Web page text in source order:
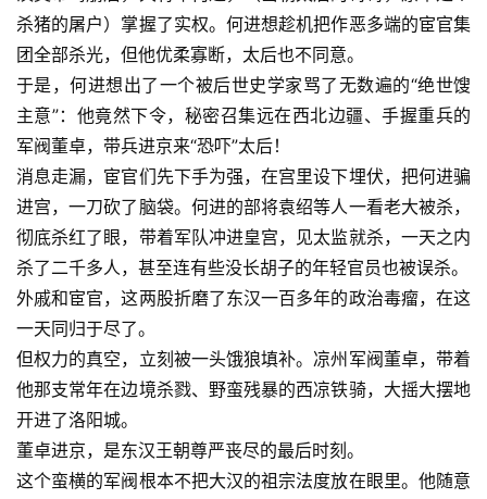
杀猪的屠户）掌握了实权。何进想趁机把作恶多端的宦官集
团全部杀光，但他优柔寡断，太后也不同意。
于是，何进想出了一个被后世史学家骂了无数遍的“绝世馊
主意”：他竟然下令，秘密召集远在西北边疆、手握重兵的
军阀董卓，带兵进京来“恐吓”太后！
消息走漏，宦官们先下手为强，在宫里设下埋伏，把何进骗
进宫，一刀砍了脑袋。何进的部将袁绍等人一看老大被杀，
彻底杀红了眼，带着军队冲进皇宫，见太监就杀，一天之内
杀了二千多人，甚至连有些没长胡子的年轻官员也被误杀。
外戚和宦官，这两股折磨了东汉一百多年的政治毒瘤，在这
一天同归于尽了。
但权力的真空，立刻被一头饿狼填补。凉州军阀董卓，带着
他那支常年在边境杀戮、野蛮残暴的西凉铁骑，大摇大摆地
开进了洛阳城。
董卓进京，是东汉王朝尊严丧尽的最后时刻。
这个蛮横的军阀根本不把大汉的祖宗法度放在眼里。他随意